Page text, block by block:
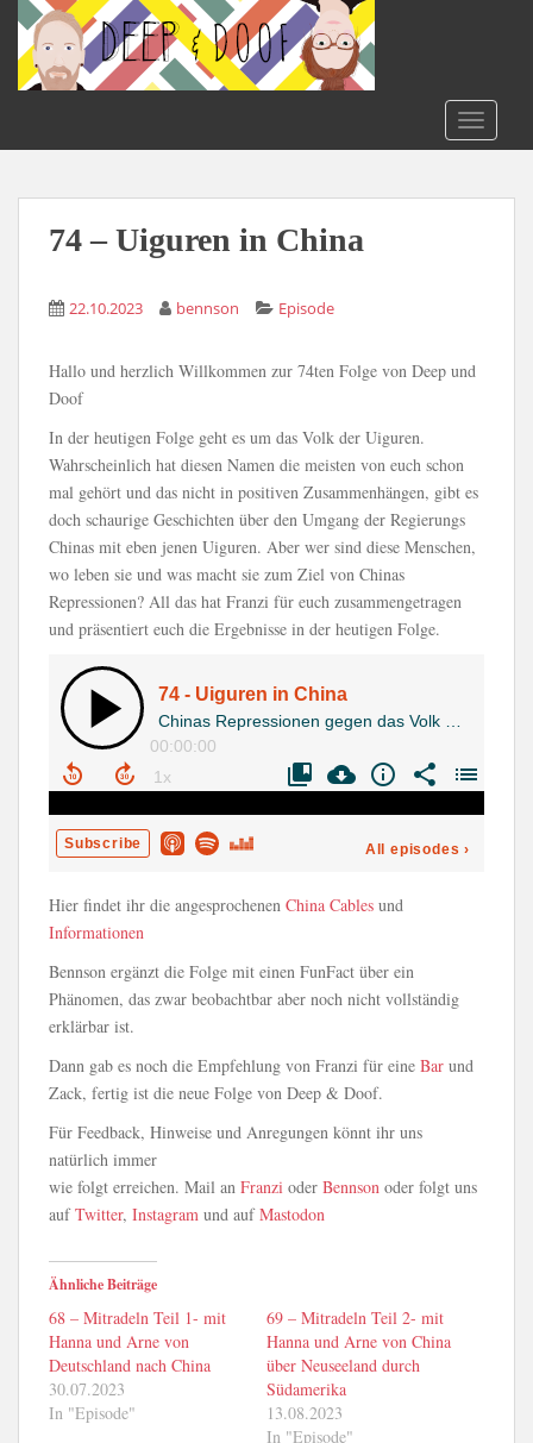
o
74 – Uiguren in China
22.10.2023 bennson Episode
Hallo und herzlich Willkommen zur 74ten Folge von Deep und
Doof
In der heutigen Folge geht es um das Volk der Uiguren.
Wahrscheinlich hat diesen Namen die meisten von euch schon
mal gehört und das nicht in positiven Zusammenhängen, gibt es
doch schaurige Geschichten über den Umgang der Regierungs
Chinas mit eben jenen Uiguren. Aber wer sind diese Menschen,
wo leben sie und was macht sie zum Ziel von Chinas
Repressionen? All das hat Franzi für euch zusammengetragen
und präsentiert euch die Ergebnisse in der heutigen Folge.
Hier findet ihr die angesprochenen China Cables und
Informationen
Bennson ergänzt die Folge mit einen FunFact über ein
Phänomen, das zwar beobachtbar aber noch nicht vollständig
erklärbar ist.
Dann gab es noch die Empfehlung von Franzi für eine Bar und
Zack, fertig ist die neue Folge von Deep & Doof.
Für Feedback, Hinweise und Anregungen könnt ihr uns
natürlich immer
wie folgt erreichen. Mail an Franzi oder Bennson oder folgt uns
aufTwitter, Instagram und aufMastodon
Ähnliche Beiträge
68 – Mitradeln Teil 1- mit
Hanna und Arne von
Deutschland nach China
30.07.2023
In "Episode"
69 – Mitradeln Teil 2- mit
Hanna und Arne von China
über Neuseeland durch
Südamerika
13.08.2023
In "Episode"